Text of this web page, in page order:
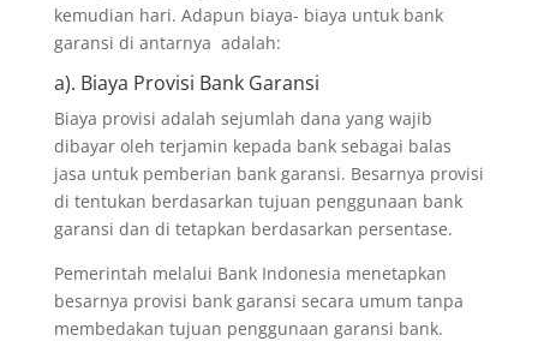
kemudian hari. Adapun biaya- biaya untuk bank
garansi di antarnya adalah:
a). Biaya Provisi Bank Garansi
Biaya provisi adalah sejumlah dana yang wajib
dibayar oleh terjamin kepada bank sebagai balas
jasa untuk pemberian bank garansi. Besarnya provisi
di tentukan berdasarkan tujuan penggunaan bank
garansi dan di tetapkan berdasarkan persentase.
Pemerintah melalui Bank Indonesia menetapkan
besarnya provisi bank garansi secara umum tanpa
membedakan tujuan penggunaan garansi bank.